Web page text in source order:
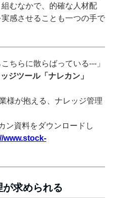
むなかで、的確な人材配
感させることも一つの手で
ちらに散らばっている---」
ジツール「ナレカン」
様が抱える、ナレッジ管理
ン資料をダウンロードし
www.stock-
が求められる